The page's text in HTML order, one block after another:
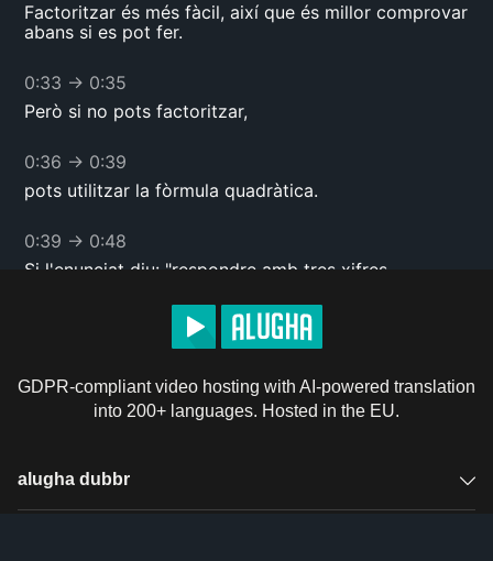
Factoritzar és més fàcil, així que és millor comprovar
abans si es pot fer.
0:33 → 0:35
Però si no pots factoritzar,
0:36 → 0:39
pots utilitzar la fòrmula quadràtica.
0:39 → 0:48
Si l'enunciat diu: "respondre amb tres xifres
factoritzar.
Per tant hauràs de fer servir la fórmula quadràtica.
GDPR-compliant video hosting with AI-powered translation
into 200+ languages. Hosted in the EU.
alugha dubbr